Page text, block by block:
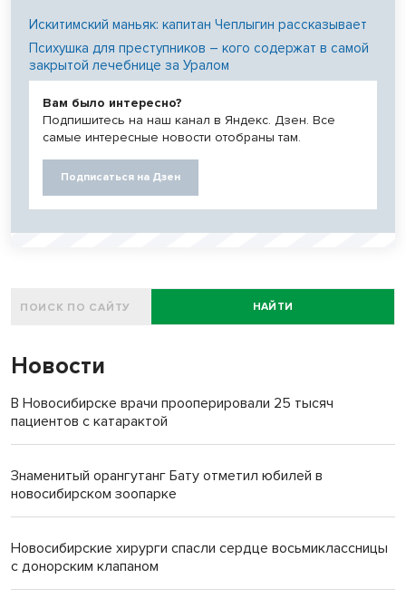
Искитимский маньяк: капитан Чеплыгин рассказывает
Психушка для преступников – кого содержат в самой
закрытой лечебнице за Уралом
Вам было интересно?
Подпишитесь на наш канал в Яндекс. Дзен. Все
самые интересные новости отобраны там.
Подписаться на Дзен
НАЙТИ
Новости
В Новосибирске врачи прооперировали 25 тысяч
пациентов с катарактой
Знаменитый орангутанг Бату отметил юбилей в
новосибирском зоопарке
Новосибирские хирурги спасли сердце восьмиклассницы
с донорским клапаном